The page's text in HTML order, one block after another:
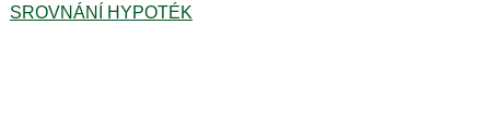
SROVNÁNÍ HYPOTÉK